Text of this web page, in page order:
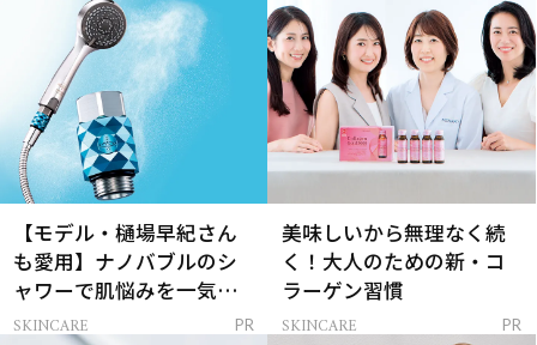
【モデル・樋場早紀さん
も愛用】ナノバブルのシ
ャワーで肌悩みを一気に
解決
SKINCARE PR
美味しいから無理なく続
く！大人のための新・コ
ラーゲン習慣
SKINCARE PR